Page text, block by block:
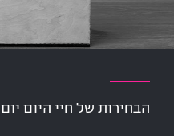
הבחירות של חיי היום יום